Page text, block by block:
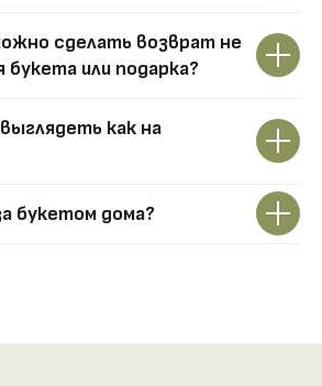
сделать возврат не
или подарка?
как на
букетом дома?